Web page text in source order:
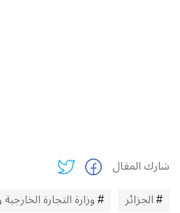
شارك المقال
الجزائر
وزارة التجارة